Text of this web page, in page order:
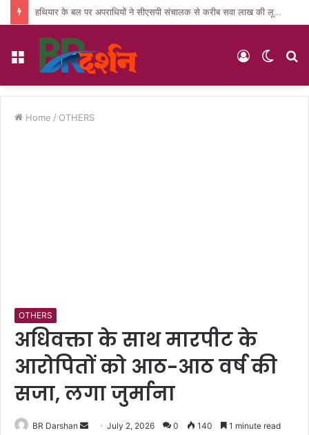
हथियार के बल पर अपराधियों ने सीएसपी संचालक से करीब सवा लाख की लूट, जांच में जुटी पुलिस
Menu
Switch
Log
Home / OTHERS
OTHERS
अधिवक्ता के साथ मारपीट के
आरोपितों को आठ-आठ वर्ष की
सजा, लगा जुर्माना
BR Darshan July 2, 2026 0 140 1 minute read